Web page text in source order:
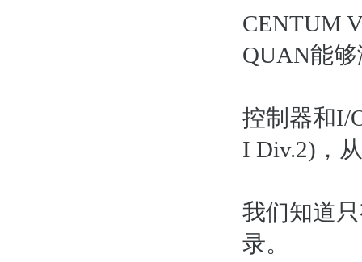
CENTUM
QUAN能
控制器和I/
I Div.2)，
我们知道
录。